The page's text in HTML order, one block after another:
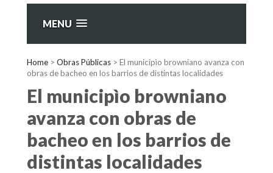
MENU
Home > Obras Públicas > El municipìo browniano avanza con
obras de bacheo en los barrios de distintas localidades
El municipìo browniano
avanza con obras de
bacheo en los barrios de
distintas localidades